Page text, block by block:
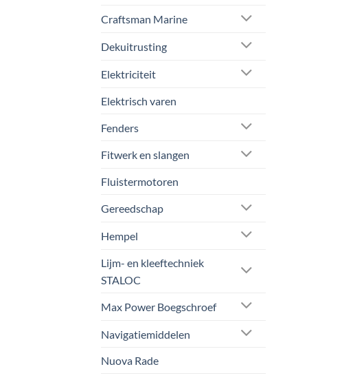
Craftsman Marine
Dekuitrusting
Elektriciteit
Elektrisch varen
Fenders
Fitwerk en slangen
Fluistermotoren
Gereedschap
Hempel
Lijm- en kleeftechniek
STALOC
Max Power Boegschroef
Navigatiemiddelen
Nuova Rade